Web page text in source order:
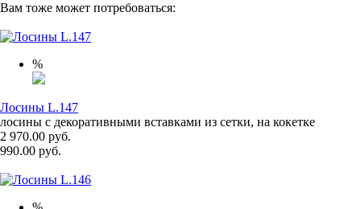
Вам тоже может потребоваться:
%
Лосины L.147
лосины с декоративными вставками из сетки, на кокетке
2 970.00 руб.
990.00 руб.